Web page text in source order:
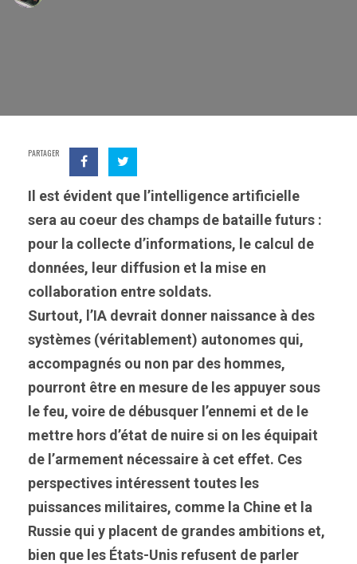
PARTAGER
Il est évident que l’intelligence artificielle
sera au coeur des champs de bataille futurs :
pour la collecte d’informations, le calcul de
données, leur diffusion et la mise en
collaboration entre soldats.
Surtout, l’IA devrait donner naissance à des
systèmes (véritablement) autonomes qui,
accompagnés ou non par des hommes,
pourront être en mesure de les appuyer sous
le feu, voire de débusquer l’ennemi et de le
mettre hors d’état de nuire si on les équipait
de l’armement nécessaire à cet effet. Ces
perspectives intéressent toutes les
puissances militaires, comme la Chine et la
Russie qui y placent de grandes ambitions et,
bien que les États-Unis refusent de parler